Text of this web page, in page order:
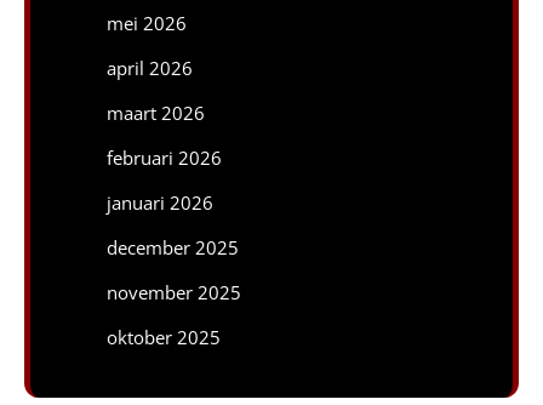
mei 2026
april 2026
maart 2026
februari 2026
januari 2026
december 2025
november 2025
oktober 2025